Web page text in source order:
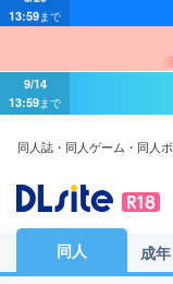
13:59まで
同人誌・同人ゲーム・同人
同人 成